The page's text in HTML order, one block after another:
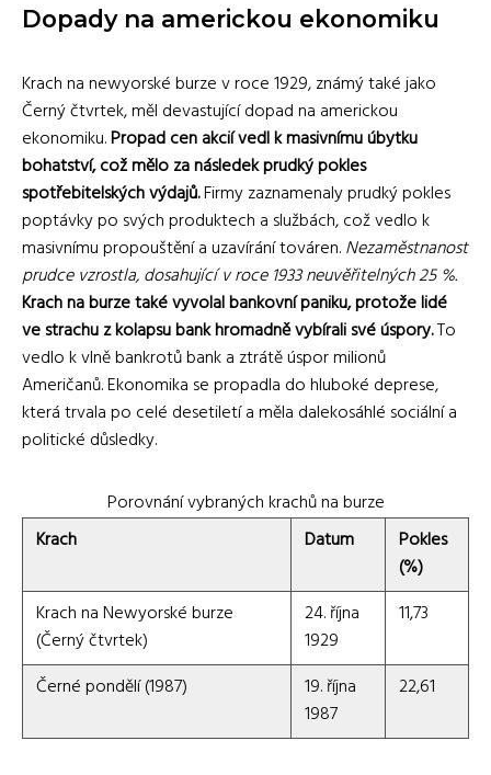
Dopady na americkou ekonomiku
Krach na newyorské burze v roce 1929, známý také jako
Černý čtvrtek, měl devastující dopad na americkou
ekonomiku.Propad cen akcií vedl k masivnímu úbytku
bohatství, což mělo za následek prudký pokles
spotřebitelských výdajů.Firmy zaznamenaly prudký pokles
poptávky po svých produktech a službách, což vedlo k
masivnímu propouštění a uzavírání továren.Nezaměstnanost
prudce vzrostla, dosahující v roce 1933 neuvěřitelných 25 %.
Krach na burze také vyvolal bankovní paniku, protože lidé
ve strachu z kolapsu bank hromadně vybírali své úspory.To
vedlo k vlně bankrotů bank a ztrátě úspor milionů
Američanů. Ekonomika se propadla do hluboké deprese,
která trvala po celé desetiletí a měla dalekosáhlé sociální a
politické důsledky.
Porovnání vybraných krachů na burze
Krach
Datum
Pokles
(%)
Krach na Newyorské burze
(Černý čtvrtek)
24. října
1929
11,73
Černé pondělí (1987)
19. října
1987
22,61